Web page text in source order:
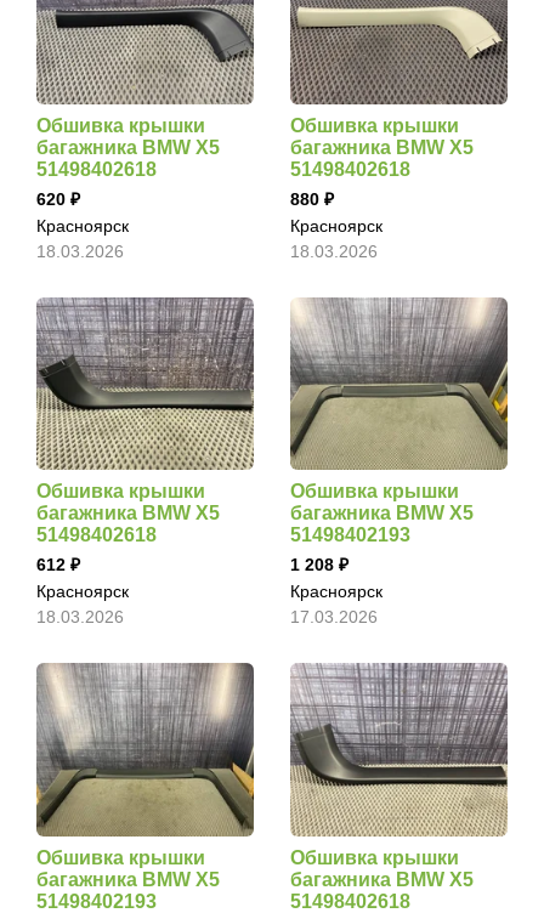
Обшивка крышки
багажника BMW X5
51498402618
620
Красноярск
18.03.2026
Обшивка крышки
багажника BMW X5
51498402618
880
Красноярск
18.03.2026
Обшивка крышки
багажника BMW X5
51498402618
612
Красноярск
18.03.2026
Обшивка крышки
багажника BMW X5
51498402193
1 208
Красноярск
17.03.2026
Обшивка крышки
багажника BMW X5
51498402193
Обшивка крышки
багажника BMW X5
51498402618